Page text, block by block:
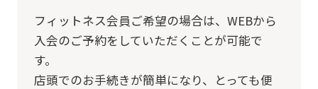
フィットネス会員ご希望の場合は、 WEBから
入会のご予約をしていただくことが可能で
す。
店頭でのお手続きが簡単になり、とっても便